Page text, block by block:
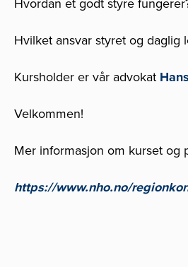
Hvilket ansvar styret og daglig
Kursholder er vår advokat
Velkommen!
Mer informasjon om kurset og
https://www.nho.no/